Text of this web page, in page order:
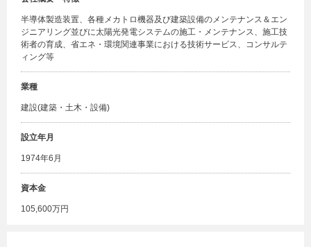
半導体製造装置、各種メカトロ機器及び建築設備のメンテナンス＆エン
ジニアリング並びに太陽光発電システムの施工・メンテナンス、施工技
術者の育成、省エネ・環境関連事業における技術サービス、コンサルテ
ィング等
業種
建設(建築・土木・設備)
設立年月
1974年6月
資本金
105,600万円